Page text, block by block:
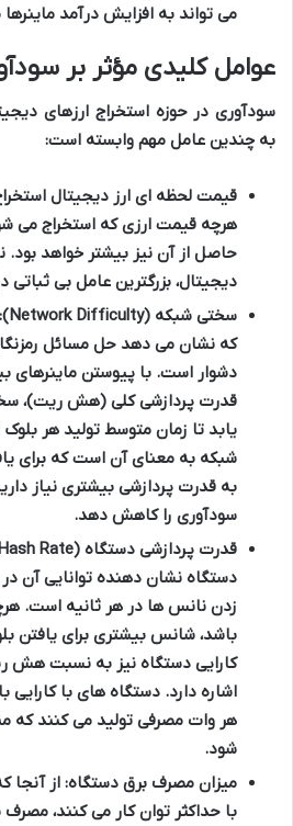
می تواند به افزایش درآمد
عوامل کلیدی مؤثر بر
سودآوری در حوزه استخراج ارزهای
به چندین عامل مهم وابسته است:
قیمت لحظه ای ارز دیجیتال
هرچه قیمت ارزی که استخراج می
حاصل از آن نیز بیشتر خواهد بود.
دیجیتال، بزرگترین عامل بی
سختی شبکه (Network Difficulty):
که نشان می دهد حل مسائل
دشوار است. با پیوستن ماینرهای
قدرت پردازشی کلی (هش ریت)،
یابد تا زمان متوسط تولید هر
شبکه به معنای آن است که برای
به قدرت پردازشی بیشتری نیاز
سودآوری را کاهش دهد.
قدرت پردازشی دستگاه (Hash Rate) و کارایی آن:
دستگاه نشان دهنده توانایی آن
زدن نانس ها در هر ثانیه است.
باشد، شانس بیشتری برای یافتن
کارایی دستگاه نیز به نسبت هش
اشاره دارد. دستگاه های با کارایی
هر وات مصرفی تولید می کنند که
شود.
میزان مصرف برق دستگاه: از آنجا
با حداکثر توان کار می کنند،